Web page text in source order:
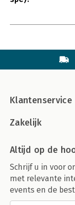
Klantenservice
Zakelijk
Altijd op de
Schrijf u in voor
met relevante
events en de